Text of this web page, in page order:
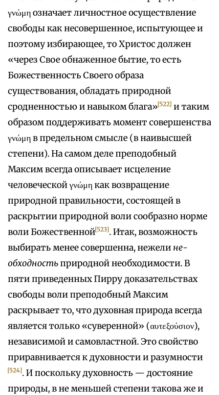
γνώμη означает личностное осуществление
свободы как несовершенное, испытующее и
поэтому избирающее, то Христос должен
«через Свое обнаженное бытие, то есть
Божественность Своего образа
существования, обладать природной
сродненностью и навыком блага»[522] и таким
образом поддерживать момент совершенства
γνώμη в предельном смысле (в наивысшей
степени). На самом деле преподобный
Максим всегда описывает исцеление
человеческой γνώμη как возвращение
природной правильности, состоящей в
раскрытии природной воли сообразно норме
воли Божественной[523]. Итак, возможность
выбирать менее совершенна, нежели не-
обходностьприродной необходимости. В
пяти приведенных Пирру доказательствах
свободы воли преподобный Максим
раскрывает то, что духовная природа всегда
является только «суверенной» (αυτεξούσιον),
независимой и самовластной. Это свойство
приравнивается к духовности и разумности
[524]. И поскольку духовность — достояние
природы, в не меньшей степени такова же и